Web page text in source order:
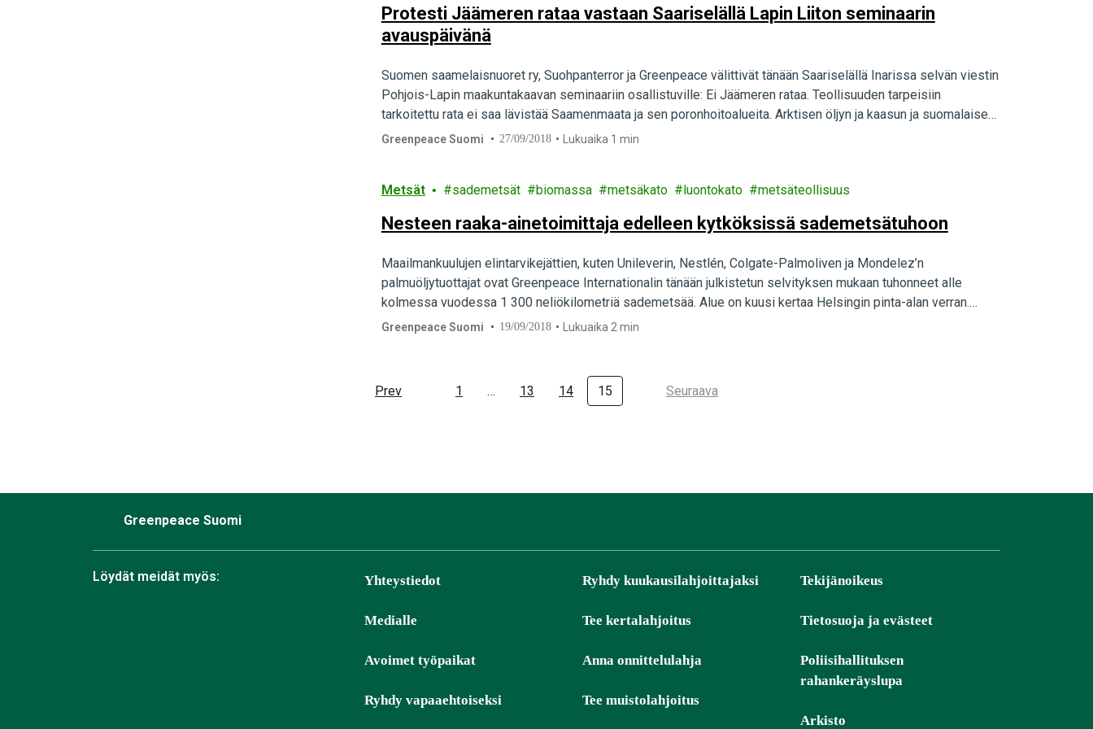
Protesti Jäämeren rataa vastaan Saariselällä Lapin Liiton seminaarin
avauspäivänä
Suomen saamelaisnuoret ry, Suohpanterror ja Greenpeace välittivät tänään Saariselällä Inarissa selvän viestin
Pohjois-Lapin maakuntakaavan seminaariin osallistuville: Ei Jäämeren rataa. Teollisuuden tarpeisiin
tarkoitettu rata ei saa lävistää Saamenmaata ja sen poronhoitoalueita. Arktisen öljyn ja kaasun ja suomalaisen
puun ja sellun suurimittaista hyödyntämistä varten suunnitteilla oleva rata on vahingollinen, lyhytnäköinen
Greenpeace Suomi 27/09/2018 Lukuaika 1 min
Metsät sademetsät biomassa metsäkato luontokato metsäteollisuus
Nesteen raaka-ainetoimittaja edelleen kytköksissä sademetsätuhoon
Maailmankuulujen elintarvikejättien, kuten Unileverin, Nestlén, Colgate-Palmoliven ja Mondelez’n
palmuöljytuottajat ovat Greenpeace Internationalin tänään julkistetun selvityksen mukaan tuhonneet alle
kolmessa vuodessa 1 300 neliökilometriä sademetsää. Alue on kuusi kertaa Helsingin pinta-alan verran.
Metsää tuhoavien tuottajien palmuöljyä ostaa myös Wilmar International - yksi Nesteen raaka-
Greenpeace Suomi 19/09/2018 Lukuaika 2 min
Prev 1 … 13 14 15 Seuraava
Greenpeace Suomi
Löydät meidät myös: Yhteystiedot
Medialle
Avoimet työpaikat
Ryhdy vapaaehtoiseksi
Ryhdy kuukausilahjoittajaksi
Tee kertalahjoitus
Anna onnittelulahja
Tee muistolahjoitus
Tekijänoikeus
Tietosuoja ja evästeet
Poliisihallituksen
rahankeräyslupa
Arkisto